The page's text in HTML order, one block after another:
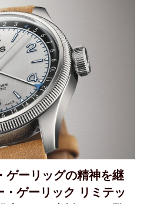
ゲーリッグの精神を継
・ゲーリック リミテッ